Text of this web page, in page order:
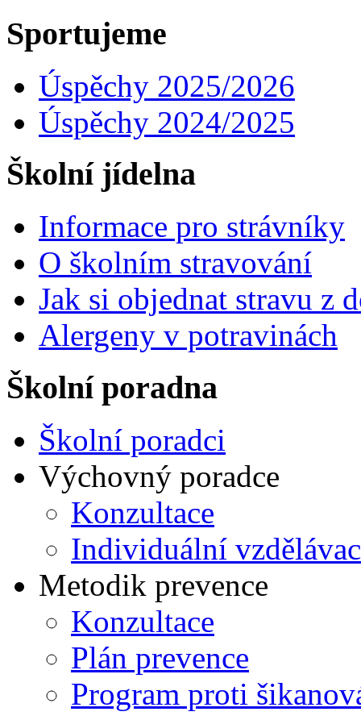
Sportujeme
Úspěchy 2025/2026
Úspěchy 2024/2025
Školní jídelna
Informace pro strávníky
O školním stravování
Jak si objednat stravu z
Alergeny v potravinách
Školní poradna
Školní poradci
Výchovný poradce
Konzultace
Individuální
Metodik prevence
Konzultace
Plán prevence
Program proti